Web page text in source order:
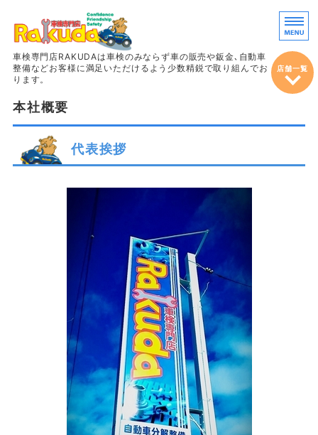
車両販売・
車検専門店RAKUDAは車検のみならず車の販売や鈑金､自動車
整備などお客様に満足いただけるよう少数精鋭で取り組んでお
ります。
ホーム
整備＆定期点検
本社概要
代表挨拶
店舗一覧